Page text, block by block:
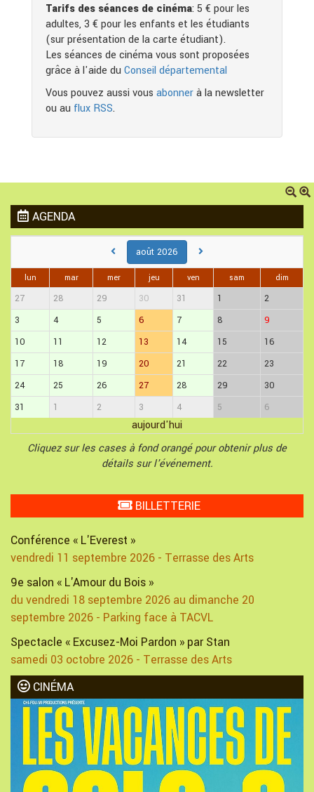
Tarifs des séances de cinéma: 5 € pour les
adultes, 3 € pour les enfants et les étudiants
(sur présentation de la carte étudiant).
Les séances de cinéma vous sont proposées
grâce à l'aide du Conseil départemental
Vous pouvez aussi vous abonnerà la newsletter
ou au flux RSS.
AGENDA
août 2026
lun mar mer jeu ven sam dim
27 28 29 30 31 1
2
3
4 5 6 7 8
9
10
11 12 13 14 15
16
17
18 19 20 21 22
23
24
25 26 27 28 29
30
31
1 2 3 4 5 6
aujourd'hui
Cliquez sur les cases à fond orangé pour obtenir plus de
détails sur l'événement.
BILLETTERIE
Conférence « L'Everest »
vendredi 11 septembre 2026 - Terrasse des Arts
9e salon « L'Amour du Bois »
du vendredi 18 septembre 2026 au dimanche 20
septembre 2026 - Parking face à TACVL
Spectacle « Excusez-Moi Pardon » par Stan
samedi 03 octobre 2026 - Terrasse des Arts
CINÉMA